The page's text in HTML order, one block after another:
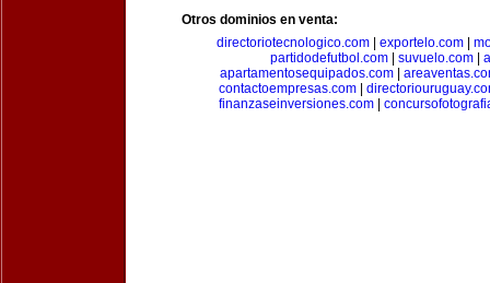
Otros dominios en venta:
directoriotecnologico.com
exportelo.com
partidodefutbol.com| suvuelo.com|
apartamentosequipados.com|
contactoempresas.com
finanzaseinversiones.com